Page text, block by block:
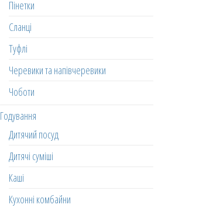
Пінетки
Сланці
Туфлі
Черевики та напівчеревики
Чоботи
Годування
Дитячий посуд
Дитячі суміші
Каші
Кухонні комбайни